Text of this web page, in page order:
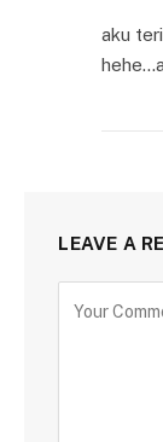
aku
LEAVE A